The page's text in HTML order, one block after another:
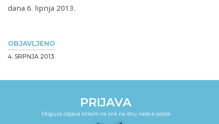
OBJAVLJENO
4. SRPNJA 2013.
dana 6. lipnja 2013.
PRIJAVA
Moguća odjava klikom na link na dnu naše e-pošte